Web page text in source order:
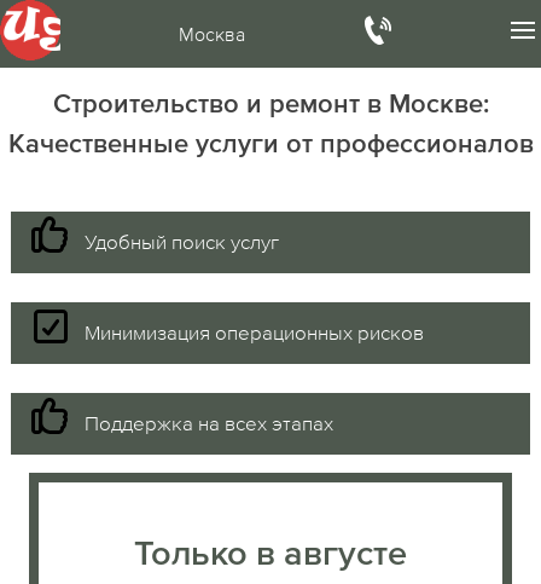
Москва
Строительство и ремонт в Москве:
Качественные услуги от профессионалов
Удобный поиск услуг
Минимизация операционных рисков
Поддержка на всех этапах
Только в августе